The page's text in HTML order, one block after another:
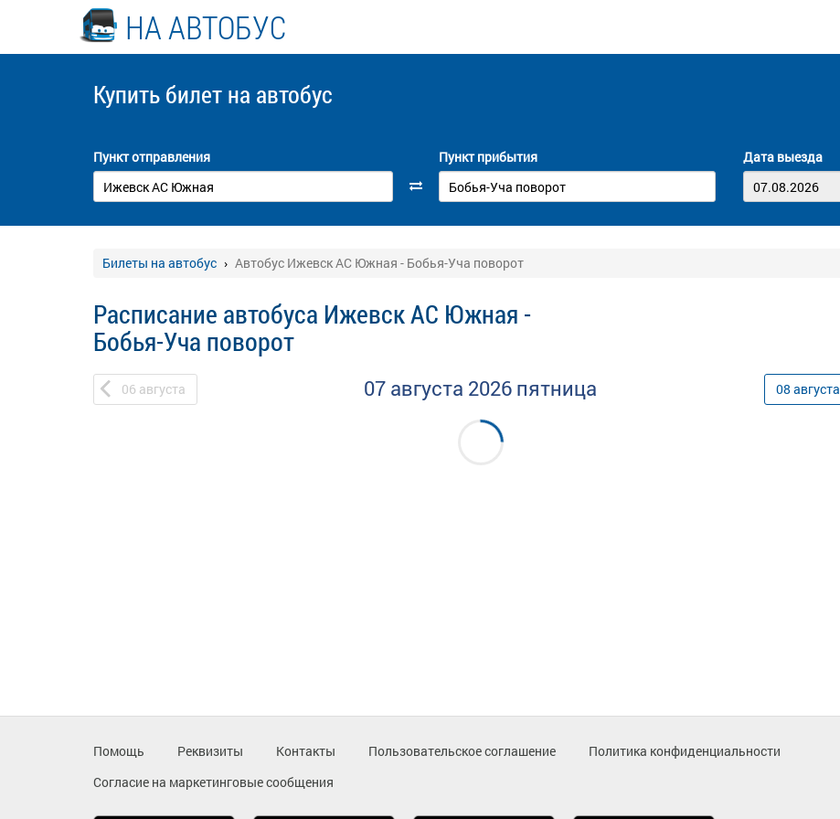
НА АВТОБУС
Купить билет на автобус
Пункт отправления Пункт прибытия Дата выезда
Билеты на автобус Автобус Ижевск АС Южная - Бобья-Уча поворот
Расписание автобуса Ижевск АС Южная -
Бобья-Уча поворот
06 августа 07 августа 2026 пятница 08 августа
Помощь Реквизиты Контакты Пользовательское соглашение
Политика конфиденциальности
Согласие на маркетинговые сообщения